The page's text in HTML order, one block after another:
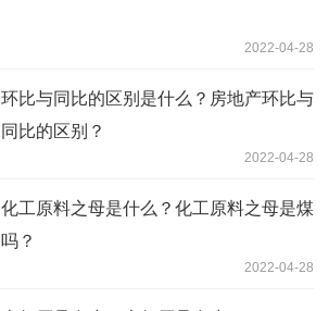
2022-04-28
环比与同比的区别是什么？房地产环比与
同比的区别？
2022-04-28
化工原料之母是什么？化工原料之母是煤
吗？
2022-04-28